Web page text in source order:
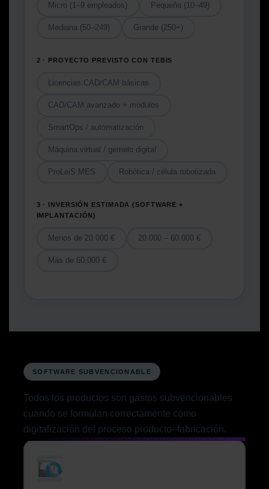
Micro (1–9 empleados) Pequeña (10–49)
Mediana (50–249) Grande (250+)
2 · PROYECTO PREVISTO CON TEBIS
Licencias CAD/CAM básicas
CAD/CAM avanzado + módulos
SmartOps / automatización
Máquina virtual / gemelo digital
ProLeiS MES Robótica / célula robotizada
3 · INVERSIÓN ESTIMADA (SOFTWARE +
IMPLANTACIÓN)
Menos de 20.000 € 20.000 – 60.000 €
Más de 60.000 €
SOFTWARE SUBVENCIONABLE
Todos los productos son gastos subvencionables
cuando se formulan correctamente como
digitalización del proceso producto–fabricación.